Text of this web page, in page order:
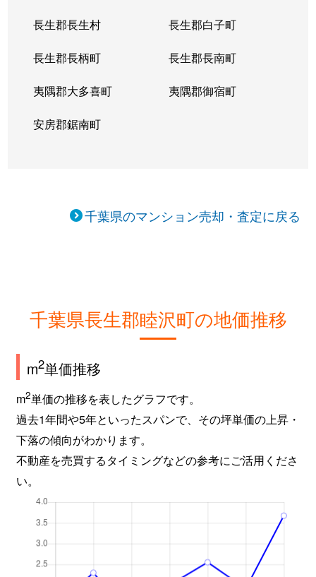
長生郡長生村 長生郡白子町
長生郡長柄町 長生郡長南町
夷隅郡大多喜町 夷隅郡御宿町
安房郡鋸南町
千葉県のマンション売却・査定に戻る
千葉県長生郡睦沢町の地価推移
m2単価推移
m2単価の推移を表したグラフです。
過去1年間や5年といったスパンで、その坪単価の上昇・
下落の傾向がわかります。
不動産を売買するタイミングなどの参考にご活用くださ
い。